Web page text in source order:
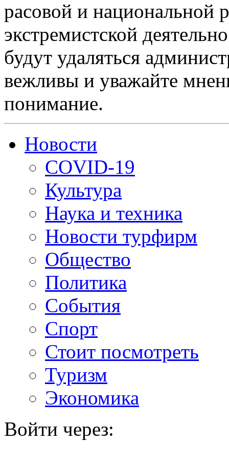
расовой и национальной
экстремистской
будут удаляться
вежливы и уважайте
понимание.
Новости
COVID-19
Культура
Наука и техника
Новости турфирм
Общество
Политика
События
Спорт
Стоит посмотреть
Туризм
Экономика
Войти через: